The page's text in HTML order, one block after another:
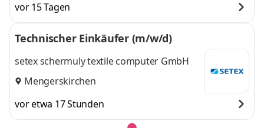
vor 15 Tagen
Technischer Einkäufer (m/w/d)
setex schermuly textile computer GmbH
Mengerskirchen
vor etwa 17 Stunden